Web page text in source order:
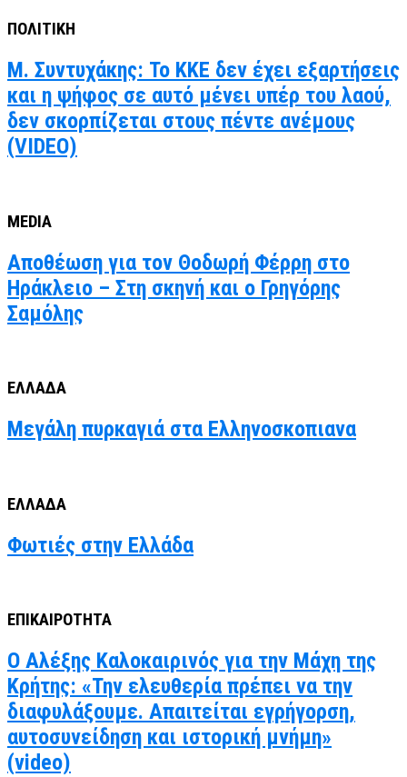
ΠΟΛΙΤΙΚΗ
Μ. Συντυχάκης: Το ΚΚΕ δεν έχει εξαρτήσεις
και η ψήφος σε αυτό μένει υπέρ του λαού,
δεν σκορπίζεται στους πέντε ανέμους
(VIDEO)
MEDIA
Αποθέωση για τον Θοδωρή Φέρρη στο
Ηράκλειο – Στη σκηνή και ο Γρηγόρης
Σαμόλης
ΕΛΛΑΔΑ
Μεγάλη πυρκαγιά στα Ελληνοσκοπιανα
ΕΛΛΑΔΑ
Φωτιές στην Ελλάδα
ΕΠΙΚΑΙΡΟΤΗΤΑ
Ο Αλέξης Καλοκαιρινός για την Μάχη της
Κρήτης: «Την ελευθερία πρέπει να την
διαφυλάξουμε. Απαιτείται εγρήγορση,
αυτοσυνείδηση και ιστορική μνήμη»
(video)